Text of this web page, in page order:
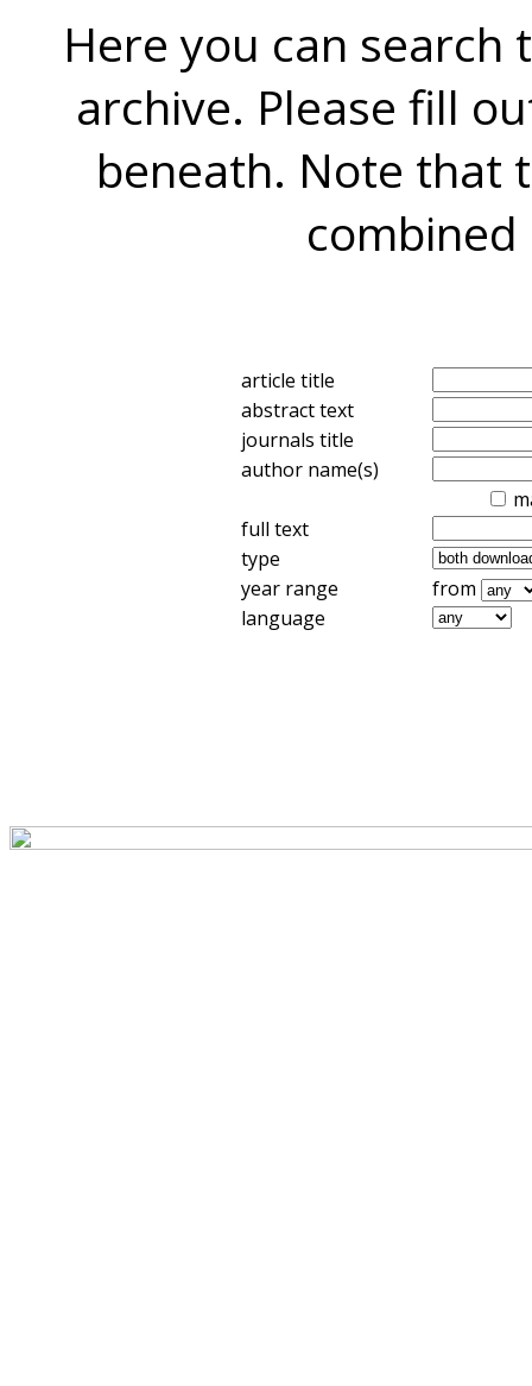
Here you can search
archive. Please fill
beneath. Note that
combined
article title
abstract text
journals title
author name(s)
full text
type
year range
from
language